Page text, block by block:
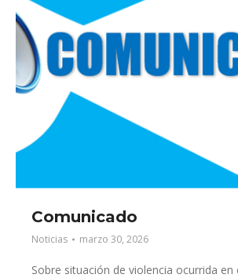
Comunicado
Noticias marzo 30, 2026
Sobre situación de violencia ocurrida en